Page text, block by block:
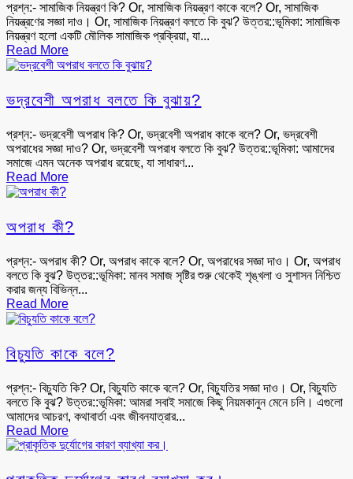
প্রশ্ন:- সামাজিক নিয়ন্ত্রণ কি? Or, সামাজিক নিয়ন্ত্রণ কাকে বলে? Or, সামাজিক
নিয়ন্ত্রণের সজ্ঞা দাও। Or, সামাজিক নিয়ন্ত্রণ বলতে কি বুঝ? উত্তর::ভূমিকা: সামাজিক
নিয়ন্ত্রণ হলো একটি মৌলিক সামাজিক প্রক্রিয়া, যা...
Read More
ভদ্রবেশী অপরাধ বলতে কি বুঝায়?
প্রশ্ন:- ভদ্রবেশী অপরাধ কি? Or, ভদ্রবেশী অপরাধ কাকে বলে? Or, ভদ্রবেশী
অপরাধের সজ্ঞা দাও? Or, ভদ্রবেশী অপরাধ বলতে কি বুঝ? উত্তর::ভূমিকা: আমাদের
সমাজে এমন অনেক অপরাধ রয়েছে, যা সাধারণ...
Read More
অপরাধ কী?
প্রশ্ন:- অপরাধ কী? Or, অপরাধ কাকে বলে? Or, অপরাধের সজ্ঞা দাও। Or, অপরাধ
বলতে কি বুঝ? উত্তর::ভূমিকা: মানব সমাজ সৃষ্টির শুরু থেকেই শৃঙ্খলা ও সুশাসন নিশ্চিত
করার জন্য বিভিন্ন...
Read More
বিচ্যুতি কাকে বলে?
প্রশ্ন:- বিচ্যুতি কি? Or, বিচ্যুতি কাকে বলে? Or, বিচ্যুতির সজ্ঞা দাও। Or, বিচ্যুতি
বলতে কি বুঝ? উত্তর::ভূমিকা: আমরা সবাই সমাজে কিছু নিয়মকানুন মেনে চলি। এগুলো
আমাদের আচরণ, কথাবার্তা এবং জীবনযাত্রার...
Read More